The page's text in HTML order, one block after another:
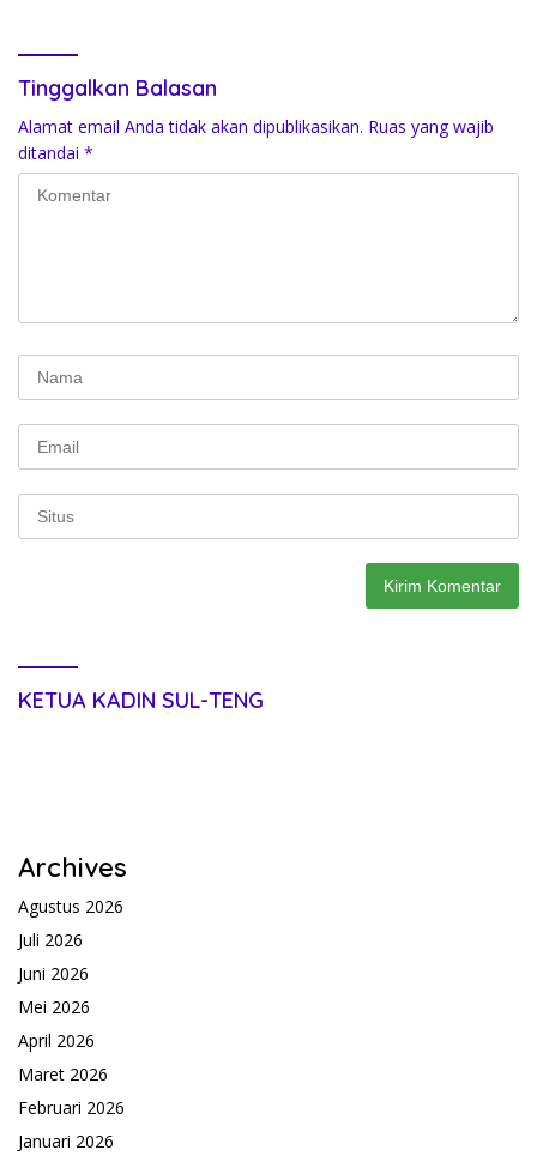
Tinggalkan Balasan
Alamat email Anda tidak akan dipublikasikan. Ruas yang wajib
ditandai *
KETUA KADIN SUL-TENG
Archives
Agustus 2026
Juli 2026
Juni 2026
Mei 2026
April 2026
Maret 2026
Februari 2026
Januari 2026